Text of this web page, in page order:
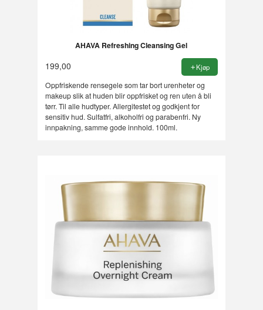
AHAVA Refreshing Cleansing Gel
199,00 Kjøp
Oppfriskende rensegele som tar bort urenheter og
makeup slik at huden blir oppfrisket og ren uten å bli
tørr. Til alle hudtyper. Allergitestet og godkjent for
sensitiv hud. Sulfatfri, alkoholfri og parabenfri. Ny
innpakning, samme gode innhold. 100ml.